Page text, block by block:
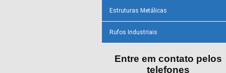
Estruturas Metálicas
Rufos Industriais
Entre em contato pelos
telefones